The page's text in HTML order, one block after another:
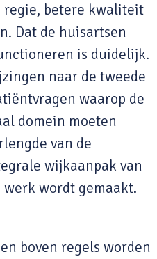
regie, betere kwaliteit
Dat de huisartsen
is duidelijk.
naar de tweede
waarop de
domein moeten
van de
wijkaanpak van
wordt gemaakt.
boven regels worden